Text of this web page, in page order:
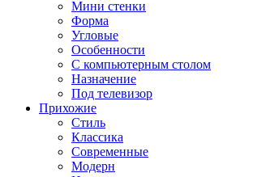
Мини стенки
Форма
Угловые
Особенности
С компьютерным столом
Назначение
Под телевизор
Прихожие
Стиль
Классика
Современные
Модерн